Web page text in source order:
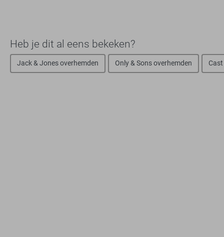
Heb je dit al eens bekeken?
Jack & Jones overhemden Only & Sons overhemden